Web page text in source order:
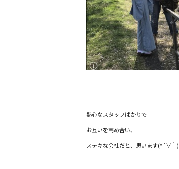
熱心なスタッフばかりで
お互いを高め合い、
ステキな会社だと、思います(*´∀｀)